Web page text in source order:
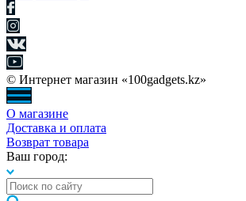
© Интернет магазин «100gadgets.kz»
О магазине
Доставка и оплата
Возврат товара
Ваш город: